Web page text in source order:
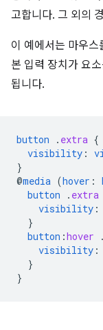
고합니다. 그 외의
이 예에서는 마우스
본 입력 장치가 요
됩니다.
button . extra {
visibility :
}
@media (hover :
button
. extra
visibility :
}
button :hover .
visibility :
}
}